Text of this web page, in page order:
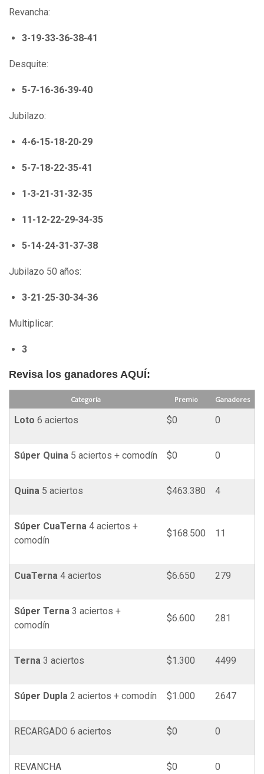
Revancha:
3-19-33-36-38-41
Desquite:
5-7-16-36-39-40
Jubilazo:
4-6-15-18-20-29
5-7-18-22-35-41
1-3-21-31-32-35
11-12-22-29-34-35
5-14-24-31-37-38
Jubilazo 50 años:
3-21-25-30-34-36
Multiplicar:
3
Revisa los ganadores AQUÍ:
Categoría Premio Ganadores
Loto 6 aciertos $0 0
Súper Quina 5 aciertos + comodín $0 0
Quina 5 aciertos $463.380 4
Súper CuaTerna 4 aciertos +
comodín
$168.500 11
CuaTerna 4 aciertos $6.650 279
Súper Terna 3 aciertos +
comodín
$6.600 281
Terna 3 aciertos $1.300 4499
Súper Dupla 2 aciertos + comodín $1.000 2647
RECARGADO 6 aciertos $0 0
REVANCHA $0 0